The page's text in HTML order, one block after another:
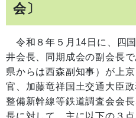
会〕
令和８年５月14日に、四
井会長、同期成会の副会長
県からは西森副知事）が上
官、加藤竜祥国土交通大臣
整備新幹線等鉄道調査会会
長に対して、主に以下の３点